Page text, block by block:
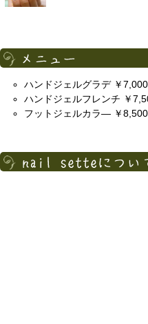
ハンドジェルグラデ ￥7,000
ハンドジェルフレンチ ￥
フットジェルカラ― ￥8,500